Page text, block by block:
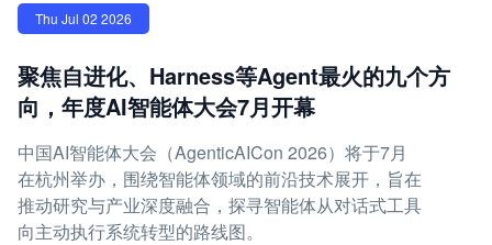
Thu Jul 02 2026
聚焦自进化、Harness等Agent最火的九个方
向，年度AI智能体大会7月开幕
中国AI智能体大会（AgenticAICon 2026）将于7月
在杭州举办，围绕智能体领域的前沿技术展开，旨在
推动研究与产业深度融合，探寻智能体从对话式工具
向主动执行系统转型的路线图。